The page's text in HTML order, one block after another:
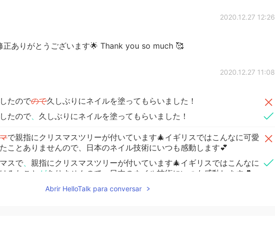
2020.12.27 12:26
正ありがとうございます🌟 Thank you so much 🥰
2020.12.27 11:08
たのでので久しぶりにネイルを塗ってもらいました！
たので
久しぶりにネイルを塗ってもらいました！
で親指にクリスマスツリーが付いています🎄イギリスではこんなに可愛
ことありませんので、日本のネイル技術にいつも感動します💕
スで
親指にクリスマスツリーが付いています🎄イギリスではこんなに
みたこと
がありませんので、日本のネイル技術にいつも感動します💕
Abrir HelloTalk para conversar